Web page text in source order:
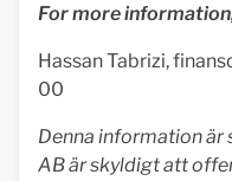
For more
Hassan Tabrizi,
00
Denna information är
AB är skyldigt att